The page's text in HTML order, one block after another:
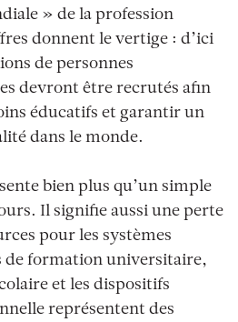
» de la profession
donnent le vertige : d’ici
de personnes
devront être recrutés afin
éducatifs et garantir un
dans le monde.
bien plus qu’un simple
Il signifie aussi une perte
pour les systèmes
de formation universitaire,
et les dispositifs
représentent des